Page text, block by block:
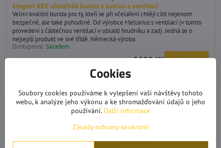
Elegant BEE včelařská bunda s kuklou a ventilací
Velmi kvalitní bunda pro ty, kteří se při včelaření chtějí cítit nejenom
bezpečně, ale také pohodlně. Od výrobce Mellarius s ventilací (v tomto
provedení s částečnou ventilací v oblasti hrudníku a zad). Jedná se o
nejlepší produkt ve své třídě. Německá výroba.
Dostupnost:Skladem
2090 Kč Zobrazit
-8%
Cookies
Soubory cookies používáme k vylepšení vaší návštěvy tohoto
webu, k analýze jeho výkonu a ke shromažďování údajů o jeho
používání. Další informace
Zásady ochrany soukromí